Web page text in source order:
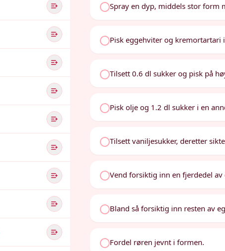
Spray en dyp, middels stor form
Pisk eggehviter og
Tilsett 0.6 dl sukker og pisk på
Pisk olje og 1.2 dl sukker i en
Tilsett vaniljesukker, deretter
Vend forsiktig inn en fjerdedel av
Bland så forsiktig inn resten av
Fordel røren jevnt i formen.